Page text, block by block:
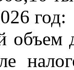
год:
объем